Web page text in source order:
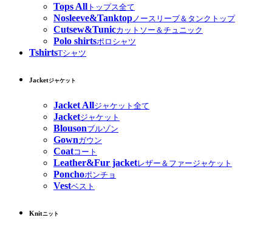
Tops All トップス全て
Nosleeve&Tanktop ノースリーブ＆タンクトップ
Cutsew&Tunicカットソー＆チュニック
Polo shirtsポロシャツ
TshirtsTシャツ
Jacketジャケット
Jacket Allジャケット全て
Jacketジャケット
Blousonブルゾン
Gownガウン
Coatコート
Leather&Fur jacketレザー＆ファージャケット
Ponchoポンチョ
Vestベスト
Knitニット